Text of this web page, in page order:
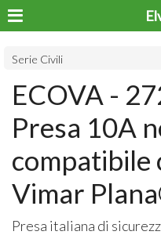
Serie Civili
ECOVA -
Presa 10A
compatibile
Vimar
Presa italiana di